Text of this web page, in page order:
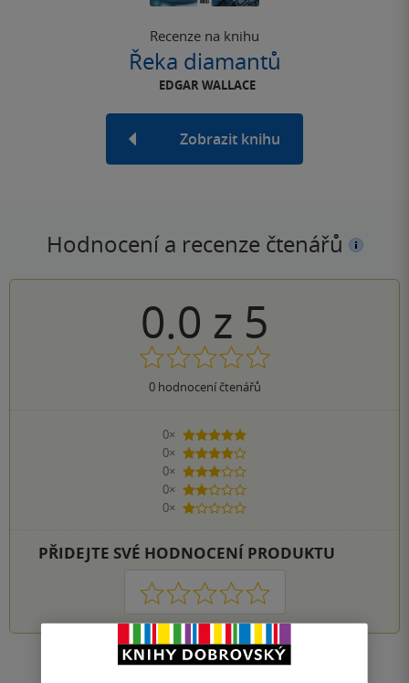
Recenze na knihu
Řeka diamantů
EDGAR WALLACE
Zobrazit knihu
Hodnocení a recenze čtenářů
0.0 z 5
0hodnocení čtenářů
0×
5 hvězdiček
0×
4 hvězdičky
0×
3 hvězdičky
0×
2 hvězdičky
0×
1 hvezdička
PŘIDEJTE SVÉ HODNOCENÍ PRODUKTU
1 2 3 4 5